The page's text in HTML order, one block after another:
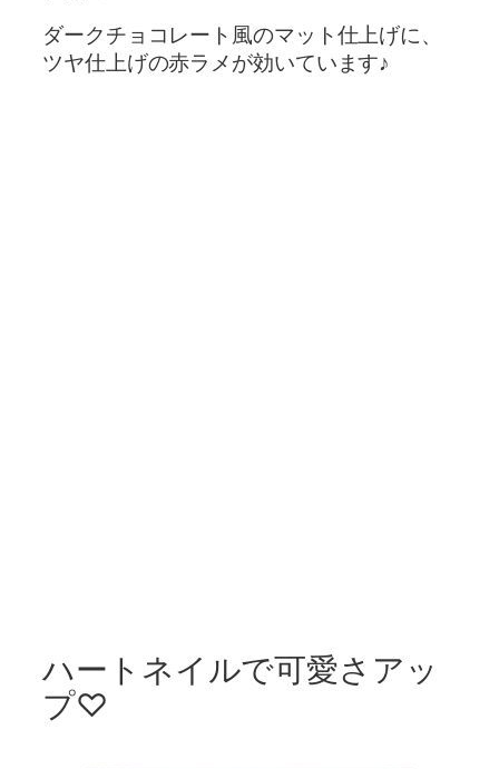
ダークチョコレート風のマット仕上げに、
ツヤ仕上げの赤ラメが効いています♪
ハートネイルで可愛さアッ
プ♡